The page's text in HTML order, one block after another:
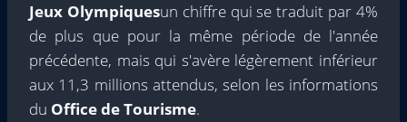
Jeux Olympiquesun chiffre qui se traduit par 4%
de plus que pour la même période de l'année
précédente, mais qui s'avère légèrement inférieur
aux 11,3 millions attendus, selon les informations
du Office de Tourisme.